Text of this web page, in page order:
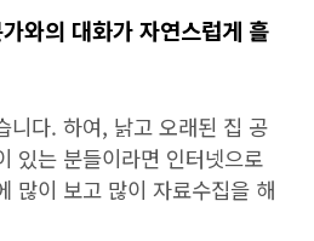
와의 대화가 자연스럽게 흘
니다. 하여, 낡고 오래된 집 공
있는 분들이라면 인터넷으로
많이 보고 많이 자료수집을 해